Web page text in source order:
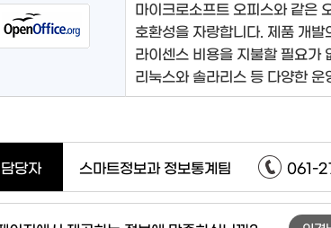
마이크로소프트 오피스와 같은
호환성을 자랑합니다. 제품 개발
라이센스 비용을 지불할 필요가
리눅스와 솔라리스 등 다양한 운
담당자 스마트정보과 정보통계팀 061-